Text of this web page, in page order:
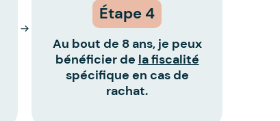
Étape 4
Au bout de 8 ans, je peux
bénéficier de la fiscalité
spécifique en cas de
rachat.